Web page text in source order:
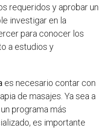
requeridos y aprobar un
investigar en la
para conocer los
a estudios y
es necesario contar con
de masajes. Ya sea a
programa más
es importante